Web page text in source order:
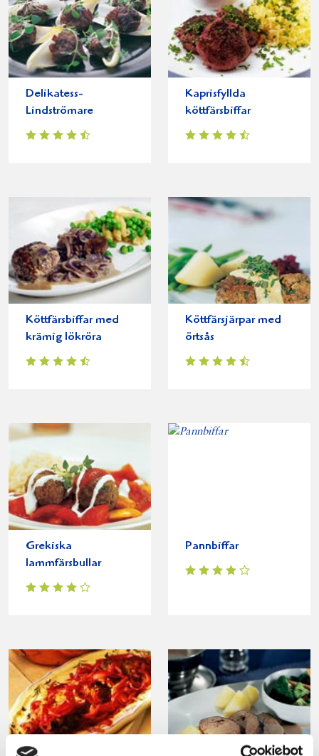
Delikatess-
Lindströmare
Kaprisfyllda
köttfärsbiffar
Köttfärsbiffar med
krämig lökröra
Köttfärsjärpar med
örtsås
Grekiska
lammfärsbullar
Pannbiffar